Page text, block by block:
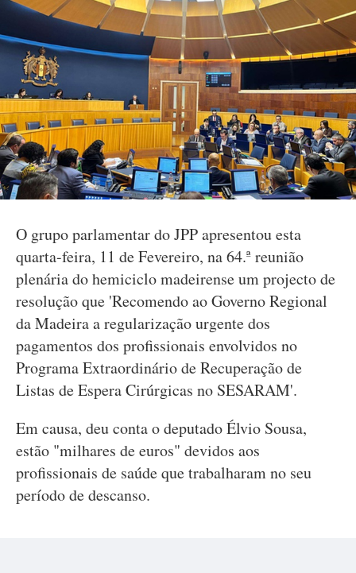
O grupo parlamentar do JPP apresentou esta
quarta-feira, 11 de Fevereiro, na 64.ª reunião
plenária do hemiciclo madeirense um projecto de
resolução que 'Recomendo ao Governo Regional
da Madeira a regularização urgente dos
pagamentos dos profissionais envolvidos no
Programa Extraordinário de Recuperação de
Listas de Espera Cirúrgicas no SESARAM'.
Em causa, deu conta o deputado Élvio Sousa,
estão "milhares de euros" devidos aos
profissionais de saúde que trabalharam no seu
período de descanso.